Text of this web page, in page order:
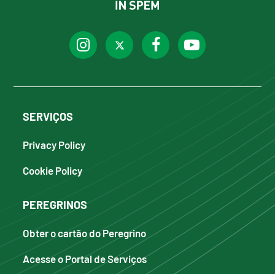
SERVIÇOS
Privacy Policy
Cookie Policy
PEREGRINOS
Obter o cartão do Peregrino
Acesse o Portal de Serviços